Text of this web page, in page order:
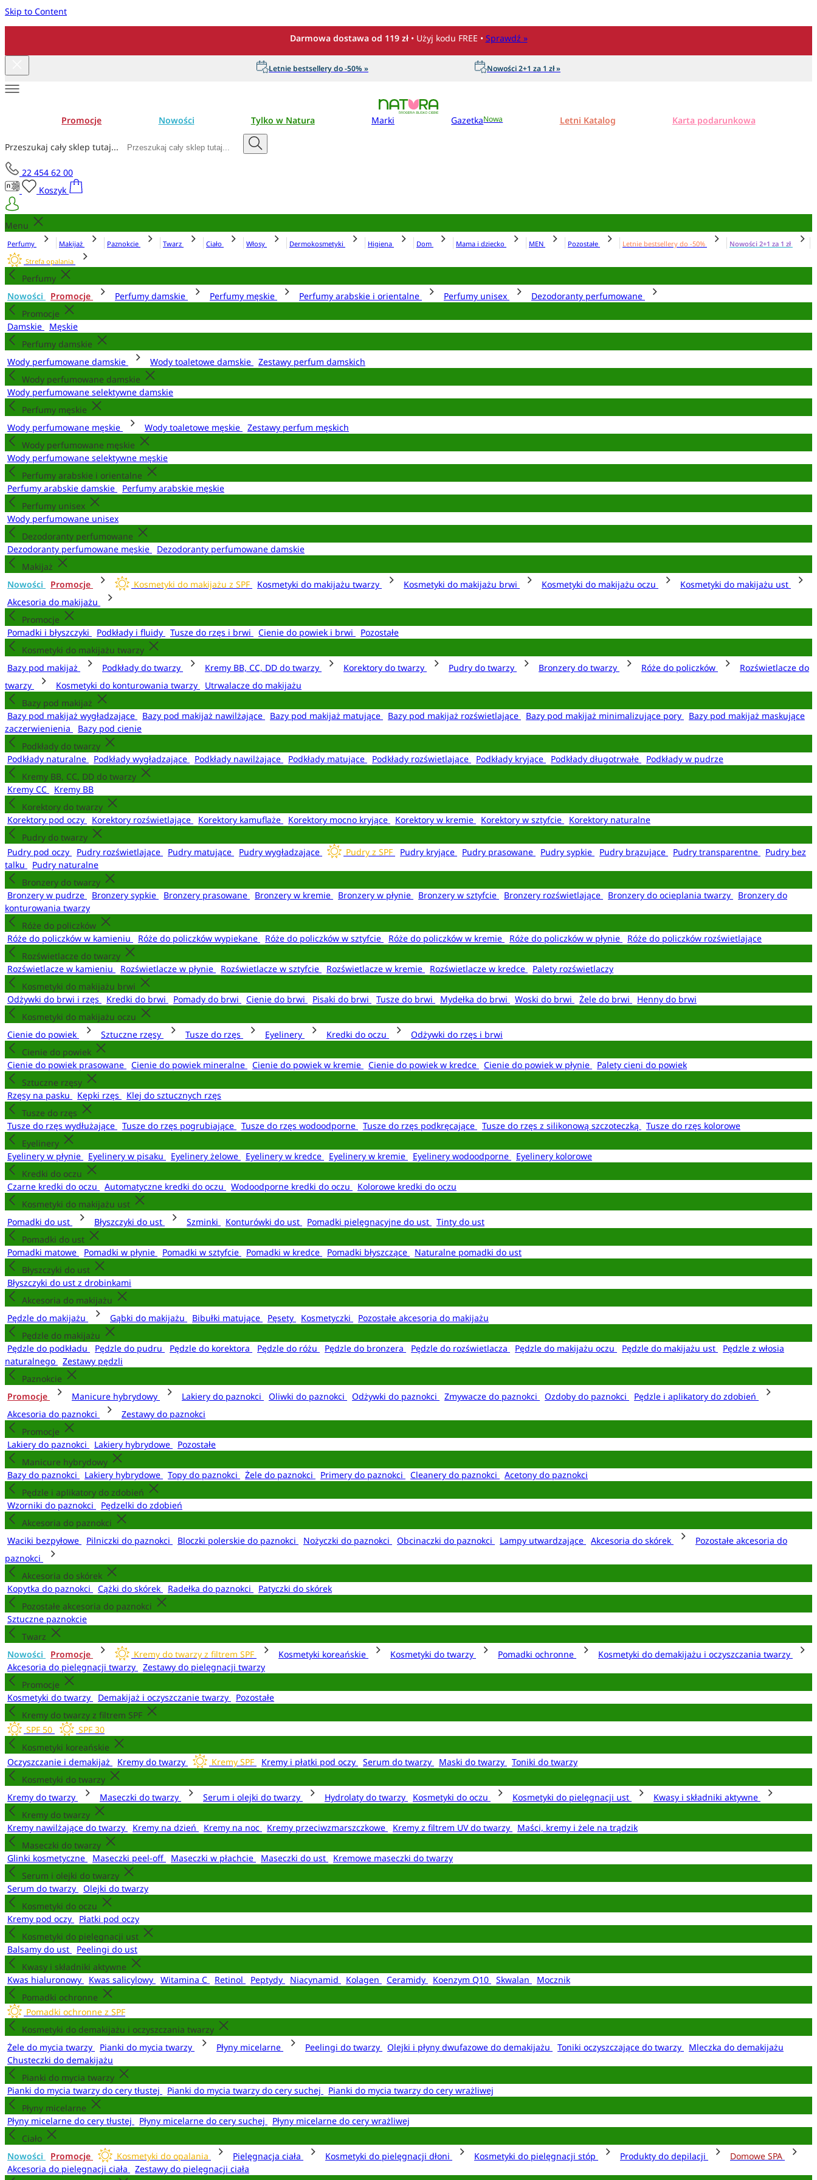
Skip to Content
Darmowa dostawa od 119 zł • Użyj kodu FREE • Sprawdź »
Letnie bestsellery do -50% » Nowości 2+1 za 1 zł »
Promocje Nowości Tylko w Natura Marki GazetkaNowa Letni Katalog Karta podarunkowa
Przeszukaj cały sklep tutaj...
22 454 62 00
Koszyk
Menu
Perfumy Makijaż Paznokcie Twarz Ciało Włosy Dermokosmetyki Higiena Dom Mama i dziecko MEN Pozostałe Letnie bestsellery do -50%
Nowości 2+1 za 1 zł
Strefa opalania
Perfumy
Nowości
Promocje Perfumy damskie Perfumy męskie Perfumy arabskie i orientalne Perfumy unisex
Dezodoranty perfumowane
Promocje
Damskie
Męskie
Perfumy damskie
Wody perfumowane damskie
Wody toaletowe damskie
Zestawy perfum damskich
Wody perfumowane damskie
Wody perfumowane selektywne damskie
Perfumy męskie
Wody perfumowane męskie
Wody toaletowe męskie
Zestawy perfum męskich
Wody perfumowane męskie
Wody perfumowane selektywne męskie
Perfumy arabskie i orientalne
Perfumy arabskie damskie
Perfumy arabskie męskie
Perfumy unisex
Wody perfumowane unisex
Dezodoranty perfumowane
Dezodoranty perfumowane męskie
Dezodoranty perfumowane damskie
Makijaż
Nowości
Promocje Kosmetyki do makijażu z SPF Kosmetyki do makijażu twarzy Kosmetyki do makijażu brwi Kosmetyki do makijażu oczu
Kosmetyki do makijażu ust
Akcesoria do makijażu
Promocje
Pomadki i błyszczyki
Podkłady i fluidy Tusze do rzęs i brwi Cienie do powiek i brwi
Pozostałe
Kosmetyki do makijażu twarzy
Bazy pod makijaż
Podkłady do twarzy Kremy BB, CC, DD do twarzy Korektory do twarzy Pudry do twarzy Bronzery do twarzy Róże do policzków
Rozświetlacze do
twarzy
Kosmetyki do konturowania twarzy
Utrwalacze do makijażu
Bazy pod makijaż
Bazy pod makijaż wygładzające
Bazy pod makijaż nawilżające Bazy pod makijaż matujące Bazy pod makijaż rozświetlające Bazy pod makijaż minimalizujące pory
Bazy pod makijaż maskujące
zaczerwienienia
Bazy pod cienie
Podkłady do twarzy
Podkłady naturalne
Podkłady wygładzające Podkłady nawilżające Podkłady matujące Podkłady rozświetlające Podkłady kryjące Podkłady długotrwałe
Podkłady w pudrze
Kremy BB, CC, DD do twarzy
Kremy CC
Kremy BB
Korektory do twarzy
Korektory pod oczy
Korektory rozświetlające Korektory kamuflaże Korektory mocno kryjące Korektory w kremie Korektory w sztyfcie
Korektory naturalne
Pudry do twarzy
Pudry pod oczy
Pudry rozświetlające Pudry matujące Pudry wygładzające Pudry z SPF Pudry kryjące Pudry prasowane Pudry sypkie Pudry brązujące Pudry transparentne
Pudry bez
talku
Pudry naturalne
Bronzery do twarzy
Bronzery w pudrze
Bronzery sypkie Bronzery prasowane Bronzery w kremie Bronzery w płynie Bronzery w sztyfcie Bronzery rozświetlające Bronzery do ocieplania twarzy
Bronzery do
konturowania twarzy
Róże do policzków
Róże do policzków w kamieniu
Róże do policzków wypiekane Róże do policzków w sztyfcie Róże do policzków w kremie Róże do policzków w płynie
Róże do policzków rozświetlające
Rozświetlacze do twarzy
Rozświetlacze w kamieniu
Rozświetlacze w płynie Rozświetlacze w sztyfcie Rozświetlacze w kremie Rozświetlacze w kredce
Palety rozświetlaczy
Kosmetyki do makijażu brwi
Odżywki do brwi i rzęs
Kredki do brwi Pomady do brwi Cienie do brwi Pisaki do brwi Tusze do brwi Mydełka do brwi Woski do brwi Żele do brwi
Henny do brwi
Kosmetyki do makijażu oczu
Cienie do powiek
Sztuczne rzęsy Tusze do rzęs Eyelinery Kredki do oczu
Odżywki do rzęs i brwi
Cienie do powiek
Cienie do powiek prasowane
Cienie do powiek mineralne Cienie do powiek w kremie Cienie do powiek w kredce Cienie do powiek w płynie
Palety cieni do powiek
Sztuczne rzęsy
Rzęsy na pasku
Kępki rzęs
Klej do sztucznych rzęs
Tusze do rzęs
Tusze do rzęs wydłużające
Tusze do rzęs pogrubiające Tusze do rzęs wodoodporne Tusze do rzęs podkręcające Tusze do rzęs z silikonową szczoteczką
Tusze do rzęs kolorowe
Eyelinery
Eyelinery w płynie
Eyelinery w pisaku Eyelinery żelowe Eyelinery w kredce Eyelinery w kremie Eyelinery wodoodporne
Eyelinery kolorowe
Kredki do oczu
Czarne kredki do oczu
Automatyczne kredki do oczu Wodoodporne kredki do oczu
Kolorowe kredki do oczu
Kosmetyki do makijażu ust
Pomadki do ust
Błyszczyki do ust Szminki Konturówki do ust Pomadki pielęgnacyjne do ust
Tinty do ust
Pomadki do ust
Pomadki matowe
Pomadki w płynie Pomadki w sztyfcie Pomadki w kredce Pomadki błyszczące
Naturalne pomadki do ust
Błyszczyki do ust
Błyszczyki do ust z drobinkami
Akcesoria do makijażu
Pędzle do makijażu
Gąbki do makijażu Bibułki matujące Pęsety Kosmetyczki
Pozostałe akcesoria do makijażu
Pędzle do makijażu
Pędzle do podkładu
Pędzle do pudru Pędzle do korektora Pędzle do różu Pędzle do bronzera Pędzle do rozświetlacza Pędzle do makijażu oczu Pędzle do makijażu ust
Pędzle z włosia
naturalnego
Zestawy pędzli
Paznokcie
Promocje
Manicure hybrydowy Lakiery do paznokci Oliwki do paznokci Odżywki do paznokci Zmywacze do paznokci Ozdoby do paznokci
Pędzle i aplikatory do zdobień
Akcesoria do paznokci
Zestawy do paznokci
Promocje
Lakiery do paznokci
Lakiery hybrydowe
Pozostałe
Manicure hybrydowy
Bazy do paznokci
Lakiery hybrydowe Topy do paznokci Żele do paznokci Primery do paznokci Cleanery do paznokci
Acetony do paznokci
Pędzle i aplikatory do zdobień
Wzorniki do paznokci
Pędzelki do zdobień
Akcesoria do paznokci
Waciki bezpyłowe
Pilniczki do paznokci Bloczki polerskie do paznokci Nożyczki do paznokci Obcinaczki do paznokci Lampy utwardzające Akcesoria do skórek
Pozostałe akcesoria do
paznokci
Akcesoria do skórek
Kopytka do paznokci
Cążki do skórek Radełka do paznokci
Patyczki do skórek
Pozostałe akcesoria do paznokci
Sztuczne paznokcie
Twarz
Nowości
Promocje Kremy do twarzy z filtrem SPF Kosmetyki koreańskie Kosmetyki do twarzy Pomadki ochronne
Kosmetyki do demakijażu i oczyszczania twarzy
Akcesoria do pielęgnacji twarzy
Zestawy do pielęgnacji twarzy
Promocje
Kosmetyki do twarzy
Demakijaż i oczyszczanie twarzy
Pozostałe
Kremy do twarzy z filtrem SPF
SPF 50
SPF 30
Kosmetyki koreańskie
Oczyszczanie i demakijaż
Kremy do twarzy Kremy SPF Kremy i płatki pod oczy Serum do twarzy Maski do twarzy
Toniki do twarzy
Kosmetyki do twarzy
Kremy do twarzy
Maseczki do twarzy Serum i olejki do twarzy Hydrolaty do twarzy Kosmetyki do oczu Kosmetyki do pielęgnacji ust
Kwasy i składniki aktywne
Kremy do twarzy
Kremy nawilżające do twarzy
Kremy na dzień Kremy na noc Kremy przeciwzmarszczkowe Kremy z filtrem UV do twarzy
Maści, kremy i żele na trądzik
Maseczki do twarzy
Glinki kosmetyczne
Maseczki peel-off Maseczki w płachcie Maseczki do ust
Kremowe maseczki do twarzy
Serum i olejki do twarzy
Serum do twarzy
Olejki do twarzy
Kosmetyki do oczu
Kremy pod oczy
Płatki pod oczy
Kosmetyki do pielęgnacji ust
Balsamy do ust
Peelingi do ust
Kwasy i składniki aktywne
Kwas hialuronowy
Kwas salicylowy Witamina C Retinol Peptydy Niacynamid Kolagen Ceramidy Koenzym Q10 Skwalan
Mocznik
Pomadki ochronne
Pomadki ochronne z SPF
Kosmetyki do demakijażu i oczyszczania twarzy
Żele do mycia twarzy
Pianki do mycia twarzy Płyny micelarne Peelingi do twarzy Olejki i płyny dwufazowe do demakijażu Toniki oczyszczające do twarzy
Mleczka do demakijażu
Chusteczki do demakijażu
Pianki do mycia twarzy
Pianki do mycia twarzy do cery tłustej
Pianki do mycia twarzy do cery suchej
Pianki do mycia twarzy do cery wrażliwej
Płyny micelarne
Płyny micelarne do cery tłustej
Płyny micelarne do cery suchej
Płyny micelarne do cery wrażliwej
Ciało
Nowości
Promocje Kosmetyki do opalania Pielęgnacja ciała Kosmetyki do pielęgnacji dłoni Kosmetyki do pielęgnacji stóp Produkty do depilacji
Domowe SPA
Akcesoria do pielęgnacji ciała
Zestawy do pielęgnacji ciała